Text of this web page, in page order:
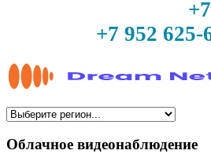
+7 952 625-
Облачное видеонаблюдение